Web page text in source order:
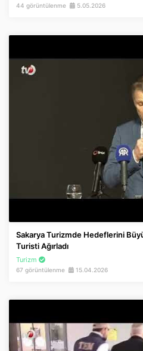
44 görüntülenme 5.05.2026
Sakarya Turizmde Hedeflerini
Turisti Ağırladı
Turizm
67 görüntülenme 15.04.2026